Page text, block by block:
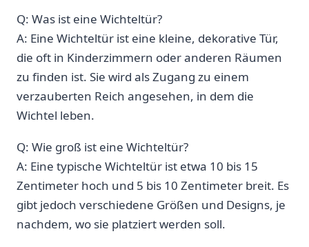
Q: Was ist eine Wichteltür?
A: Eine Wichteltür ist ⁢eine kleine, ⁣dekorative Tür,
die ⁤oft ⁣in Kinderzimmern oder anderen Räumen
zu finden ist. Sie wird als Zugang ‍zu einem
‍verzauberten Reich angesehen, in dem die
Wichtel​ leben.
Q: Wie groß ist eine Wichteltür?
A: Eine typische ‌Wichteltür ist etwa 10 ⁢bis 15
Zentimeter hoch und⁣ 5 bis ​10 Zentimeter breit.​ Es
gibt jedoch verschiedene Größen⁣ und Designs, je
nachdem, wo sie platziert werden soll.